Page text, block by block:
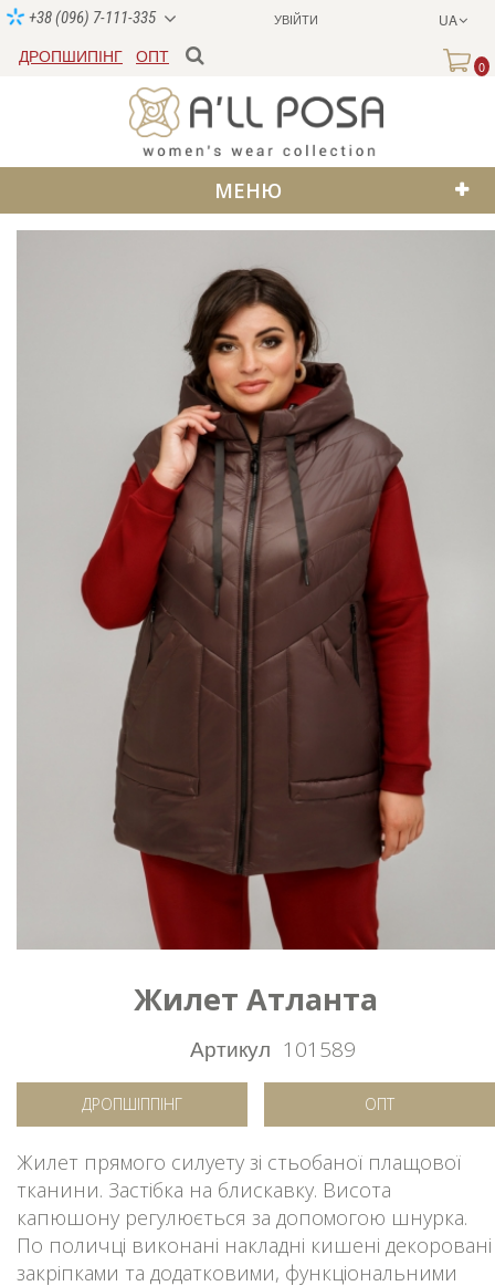
УВІЙТИ UA
+38 (096) 7-111-335
ДРОПШИПІНГ ОПТ
0
МЕНЮ
Жилет Атланта
Артикул 101589
ДРОПШІППІНГ ОПТ
Жилет прямого силуету зі стьобаної плащової
тканини. Застібка на блискавку. Висота
капюшону регулюється за допомогою шнурка.
По поличці виконані накладні кишені декоровані
закріпками та додатковими, функціональними